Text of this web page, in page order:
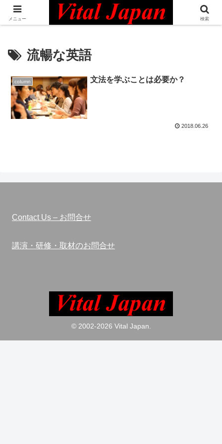
日本最大級の英語コミュニティ・Bilingual Professionals Network
流暢な英語
column 文法を学ぶことは必要か？
2018.06.26
Contact Us – お問合せ
講演・研修・取材のお問合せ
© 2002-2026 Vital Japan.
メニュー 検索